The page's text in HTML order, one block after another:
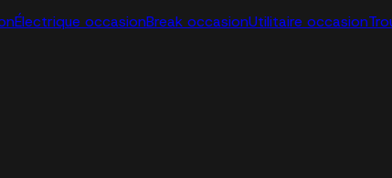
Électrique occasionBreak occasionUtilitaire occasion